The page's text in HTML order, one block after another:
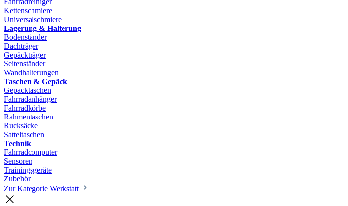
Kettenschmiere
Universalschmiere
Lagerung & Halterung
Bodenständer
Dachträger
Gepäckträger
Seitenständer
Wandhalterungen
Taschen & Gepäck
Gepäcktaschen
Fahrradanhänger
Fahrradkörbe
Rahmentaschen
Rucksäcke
Satteltaschen
Technik
Fahrradcomputer
Sensoren
Trainingsgeräte
Zubehör
Zur Kategorie Werkstatt